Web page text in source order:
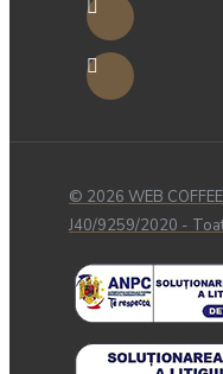
© 2026 WEB
J40/9259/2020 -